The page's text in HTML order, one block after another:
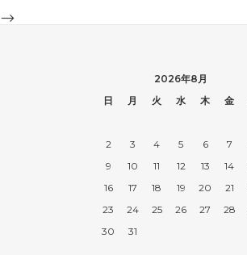
-->
2026年8月
日
月 火 水 木 金
2
3 4 5 6 7
9
10 11 12 13 14
16
17 18 19 20 21
23
24 25 26 27 28
30
31